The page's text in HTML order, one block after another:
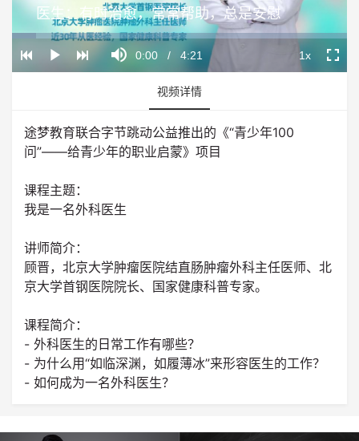
Video
Play
Mute
Current
Time
0:00 / Duration
4:21
Loaded:
0%
Progress:
0%
Playback
Rate
1x
医生：有时治愈，常常帮助，总是安慰
视频详情
途梦教育联合字节跳动公益推出的《“青少年100
问”——给青少年的职业启蒙》项目
课程主题：
我是一名外科医生
讲师简介：
顾晋，北京大学肿瘤医院结直肠肿瘤外科主任医师、北
京大学首钢医院院长、国家健康科普专家。
课程简介：
- 外科医生的日常工作有哪些？
- 为什么用“如临深渊，如履薄冰”来形容医生的工作？
- 如何成为一名外科医生？